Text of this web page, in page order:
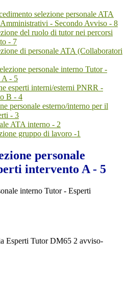
selezione personale ATA
- Secondo Avviso - 8
del ruolo di tutor nei percorsi
- 7
di personale ATA (Collaboratori
personale interno Tutor -
A - 5
esperti interni/esterni PNRR -
B - 4
personale esterno/interno per il
- 3
ATA interno - 2
gruppo di lavoro -1
personale
intervento A - 5
interno Tutor - Esperti
Esperti Tutor DM65 2 avviso-